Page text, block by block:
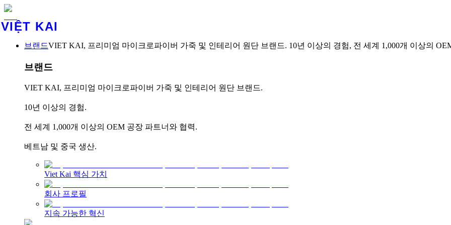
VIỆT KAI
브랜드VIET KAI, 프리미엄 마이크로파이버 가죽 및 인테리어 원단 브랜드. 10년 이상의 경험, 전 세계 1,000개 이상의
브랜드
VIET KAI, 프리미엄 마이크로파이버 가죽 및 인테리어 원단 브랜드.
10년 이상의 경험.
전 세계 1,000개 이상의 OEM 공장 파트너와 협력.
베트남 및 중국 생산.
Viet Kai 핵심 가치
회사 프로필
지속 가능한 혁신